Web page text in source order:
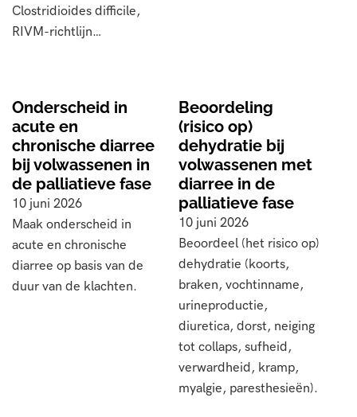
Clostridioides difficile,
RIVM-richtlijn…
Onderscheid in
acute en
chronische diarree
bij volwassenen in
de palliatieve fase
10 juni 2026
Maak onderscheid in
acute en chronische
diarree op basis van de
duur van de klachten.
Beoordeling
(risico op)
dehydratie bij
volwassenen met
diarree in de
palliatieve fase
10 juni 2026
Beoordeel (het risico op)
dehydratie (koorts,
braken, vochtinname,
urineproductie,
diuretica, dorst, neiging
tot collaps, sufheid,
verwardheid, kramp,
myalgie, paresthesieën).